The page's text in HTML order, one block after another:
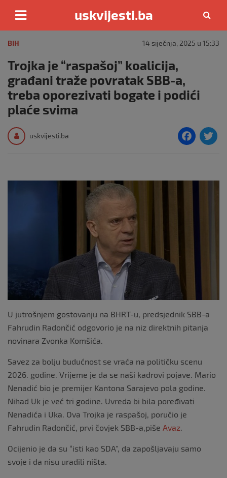
content
uskvijesti.ba
BIH 14 siječnja, 2025 u 15:33
Trojka je “raspašoj” koalicija,
građani traže povratak SBB-a,
treba oporezivati bogate i podići
plaće svima
uskvijesti.ba
F
e
U jutrošnjem gostovanju na BHRT-u, predsjednik SBB-a
Fahrudin Radončić odgovorio je na niz direktnih pitanja
novinara Zvonka Komšića.
Savez za bolju budućnost se vraća na političku scenu
2026. godine. Vrijeme je da se naši kadrovi pojave. Mario
Nenadić bio je premijer Kantona Sarajevo pola godine.
Nihad Uk je već tri godine. Uvreda bi bila poređivati
Nenadića i Uka. Ova Trojka je raspašoj, poručio je
Fahrudin Radončić, prvi čovjek SBB-a,piše Avaz
Ocijenio je da su “isti kao SDA”, da zapošljavaju samo
svoje i da nisu uradili ništa.